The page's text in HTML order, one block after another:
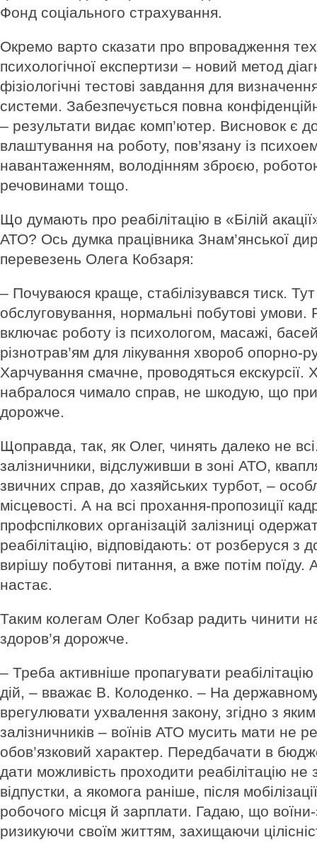
Фонд соціального страхування.
Окремо варто сказати про впровадження
психологічної експертизи – новий метод
фізіологічні тестові завдання для
системи. Забезпечується повна
– результати видає комп’ютер. Висновок є
влаштування на роботу, пов’я­зану із
навантаженням, володінням зброєю,
речовинами тощо.
Що думають про реабілітацію в «Білій
АТО? Ось думка працівника Знам’янської
перевезень Олега Кобзаря:
– Почуваюся краще, стабілізувався тиск.
обслуговування, нормальні побутові умови.
включає роботу із психологом, масажі,
різнотрав’ям для лікування хвороб опорно-
Харчування смачне, проводяться екскурсії.
набралося чимало справ, не шкодую, що
дорожче.
Щоправда, так, як Олег, чинять далеко не
залізничники, відслуживши в зоні АТО,
звичних справ, до хазяйських турбот, –
місцевості. А на всі прохання-пропозиції
профспілкових організацій залізниці
реабілітацію, відповідають: от розберуся
вирішу побутові питання, а вже потім поїду.
настає.
Таким колегам Олег Кобзар радить чинити
здоров’я дорожче.
– Треба активніше пропагувати
дій, – вважає В. Колоденко. – На державному
врегулювати ухвалення закону, згідно з яким
залізничників – воїнів АТО мусить мати не
обов’язковий характер. Передбачати в
дати можливість проходити реабілітацію не
відпустки, а якомога раніше, після
робочого місця й зарплати. Гадаю, що воїни-
ризикуючи своїм життям, захищаючи